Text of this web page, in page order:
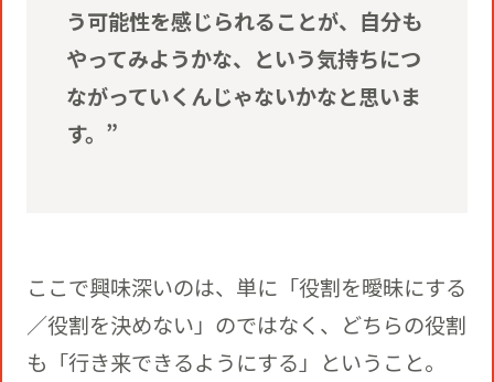
う可能性を感じられることが、自分も
やってみようかな、という気持ちにつ
ながっていくんじゃないかなと思いま
す。”
ここで興味深いのは、単に「役割を曖昧にする
／役割を決めない」のではなく、どちらの役割
も「行き来できるようにする」ということ。